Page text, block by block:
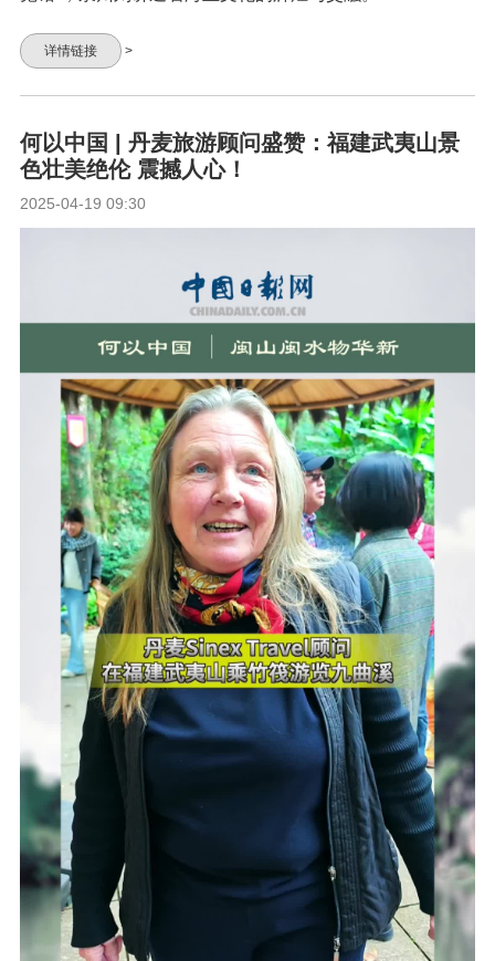
详情链接 >
何以中国 | 丹麦旅游顾问盛赞：福建武夷山景
色壮美绝伦 震撼人心！
2025-04-19 09:30